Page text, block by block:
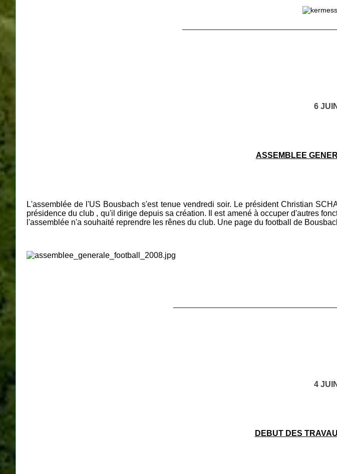
6
ASSEMBLEE
L'assemblée de l'US Bousbach s'est tenue vendredi soir. Le président Christian
présidence du club , qu'il dirige depuis sa création. Il est amené à occuper d'autres
l'assemblée n'a souhaité reprendre les rênes du club. Une page du football de
4
DEBUT DES